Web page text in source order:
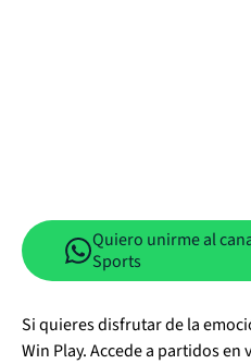
Quiero unirme al
Sports
Si quieres disfrutar de la
Win Play. Accede a partidos